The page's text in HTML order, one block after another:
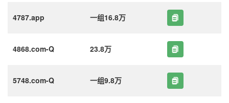
4787.app 一组16.8万
4868.com-Q 23.8万
5748.com-Q 一组9.8万